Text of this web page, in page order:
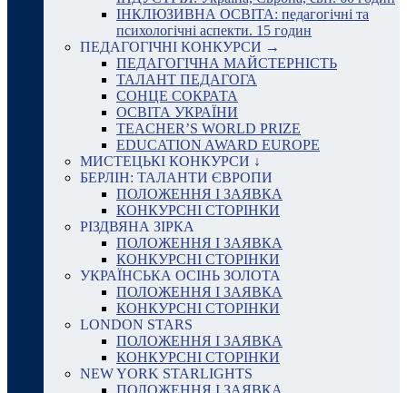
ІНКЛЮЗИВНА ОСВІТА: педагогічні та
психологічні аспекти. 15 годин
ПЕДАГОГІЧНІ КОНКУРСИ →
ПЕДАГОГІЧНА МАЙСТЕРНІСТЬ
ТАЛАНТ ПЕДАГОГА
СОНЦЕ СОКРАТА
ОСВІТА УКРАЇНИ
TEACHER’S WORLD PRIZE
EDUCATION AWARD EUROPE
МИСТЕЦЬКІ КОНКУРСИ ↓
БЕРЛІН: ТАЛАНТИ ЄВРОПИ
ПОЛОЖЕННЯ І ЗАЯВКА
КОНКУРСНІ СТОРІНКИ
РІЗДВЯНА ЗІРКА
ПОЛОЖЕННЯ І ЗАЯВКА
КОНКУРСНІ СТОРІНКИ
УКРАЇНСЬКА ОСІНЬ ЗОЛОТА
ПОЛОЖЕННЯ І ЗАЯВКА
КОНКУРСНІ СТОРІНКИ
LONDON STARS
ПОЛОЖЕННЯ І ЗАЯВКА
КОНКУРСНІ СТОРІНКИ
NEW YORK STARLIGHTS
ПОЛОЖЕННЯ І ЗАЯВКА